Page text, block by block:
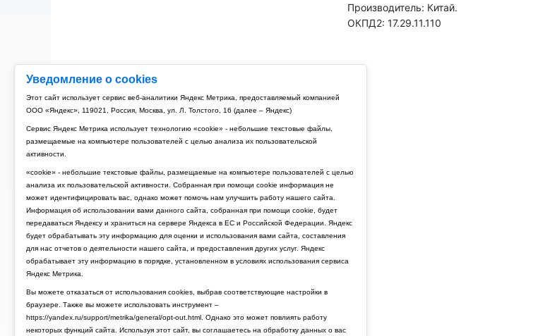
Уведомление о cookies
Этот сайт использует сервис веб-аналитики Яндекс Метрика, предоставляемый компанией
ООО «Яндекс», 119021, Россия, Москва, ул. Л. Толстого, 16 (далее – Яндекс)
Сервис Яндекс Метрика использует технологию «cookie» - небольшие текстовые файлы,
размещаемые на компьютере пользователей с целью анализа их пользовательской
активности.
«cookie» - небольшие текстовые файлы, размещаемые на компьютере пользователей с целью
анализа их пользовательской активности. Собранная при помощи cookie информация не
может идентифицировать вас, однако может помочь нам улучшить работу нашего сайта.
Информация об использовании вами данного сайта, собранная при помощи cookie, будет
передаваться Яндексу и храниться на сервере Яндекса в ЕС и Российской Федерации. Яндекс
будет обрабатывать эту информацию для оценки и использования вами сайта, составления
для нас отчетов о деятельности нашего сайта, и предоставления других услуг. Яндекс
обрабатывает эту информацию в порядке, установленном в условиях использования сервиса
Яндекс Метрика.
Вы можете отказаться от использования cookies, выбрав соответствующие настройки в
браузере. Также вы можете использовать инструмент –
https://yandex.ru/support/metrika/general/opt-out.html. Однако это может повлиять работу
некоторых функций сайта. Используя этот сайт, вы соглашаетесь на обработку данных о вас
Производитель: Китай.
ОКПД2: 17.29.11.110